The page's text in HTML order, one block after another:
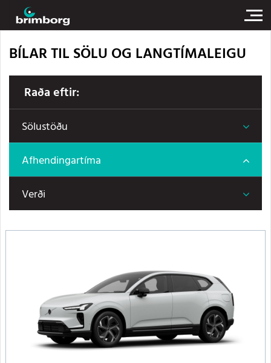
BÍLAR TIL SÖLU OG LANGTÍMALEIGU
Raða eftir:
Sölustöðu
Afhendingartíma
Verði